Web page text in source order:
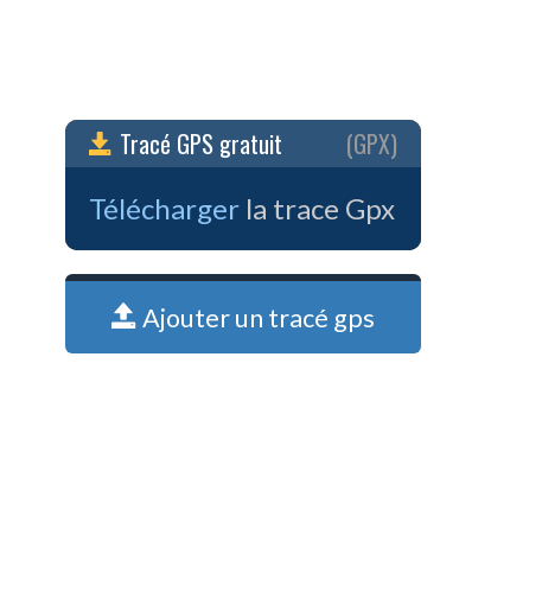
Tracé GPS gratuit (GPX)
Télécharger la trace Gpx
Ajouter un tracé gps